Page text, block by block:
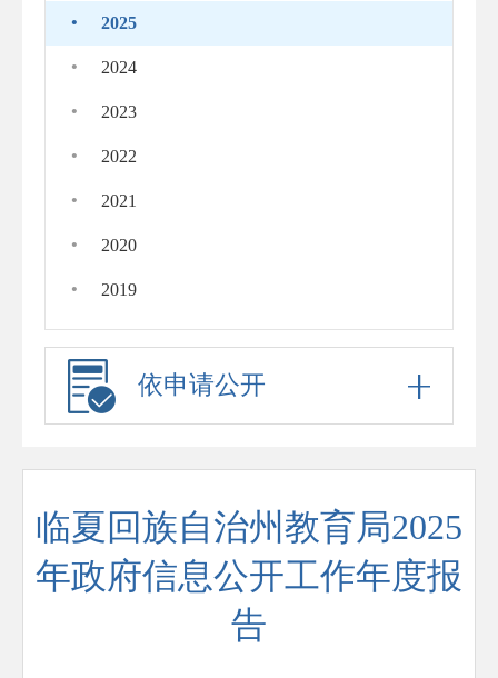
· 2025
· 2024
· 2023
· 2022
· 2021
· 2020
· 2019
依申请公开
临夏回族自治州教育局2025
年政府信息公开工作年度报
告